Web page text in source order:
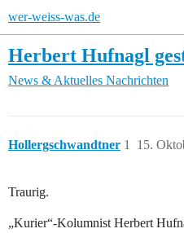
wer-weiss-was.de
Herbert Hufnagl
News & Aktuelles Nachrichten
Hollergschwandtner 15.
1
Traurig.
„Kurier“-Kolumnist Herbert